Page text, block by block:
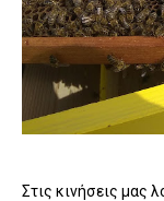
Στις κινήσεις μας